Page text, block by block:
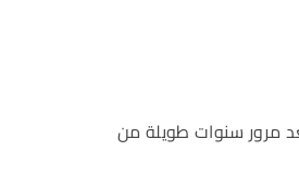
مرور سنوات طويلة من